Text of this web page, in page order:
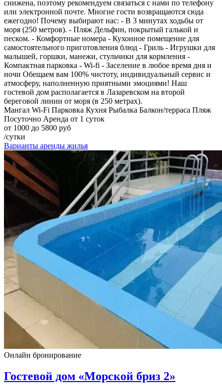
снижена, поэтому рекомендуем связаться с нами по телефону
или электронной почте. Многие гости возвращаются сюда
ежегодно! Почему выбирают нас: - В 3 минутах ходьбы от
моря (250 метров). - Пляж Дельфин, покрытый галькой и
песком. - Комфортные номера - Кухонное помещение для
самостоятельного приготовления блюд - Гриль - Игрушки для
малышей, горшки, манежи, стульчики для кормления -
Компактная парковка - Wi-fi - Заселение в любое время дня и
ночи Обещаем вам 100% чистоту, индивидуальный сервис и
атмосферу, наполненную приятными эмоциями! Наш
гостевой дом располагается в Лазаревском на второй
береговой линии от моря (в 250 метрах).
Мангал Wi-Fi Парковка Кухня Рыбалка Балкон/терраса Пляж
Посуточно Аренда от 1 суток
от 1000 до 5800 руб
/сутки
Варианты аренды жилья
Онлайн бронирование
Гостевой дом «Морской бриз 2»